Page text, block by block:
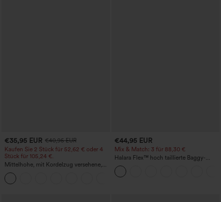
€35,95 EUR €40,95 EUR
Kaufen Sie 2 Stück für 52,62 € oder 4
Stück für 105,24 €.
Mittelhohe, mit Kordelzug versehene,
schnelltrocknende Golfhose mit schmal
zulaufendem Schnitt, abgerundetem
Saum und Taschen – UPF 40+
€44,95 EUR
Mix & Match: 3 für 88,30 €
Halara Flex™ hoch taillierte Baggy-
Jeans mit Taschen, weitem Bein,
stonewashed, lässig